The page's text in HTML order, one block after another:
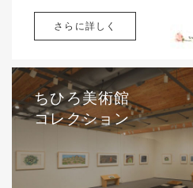
さらに詳しく
ちひろ美術館
コレクション